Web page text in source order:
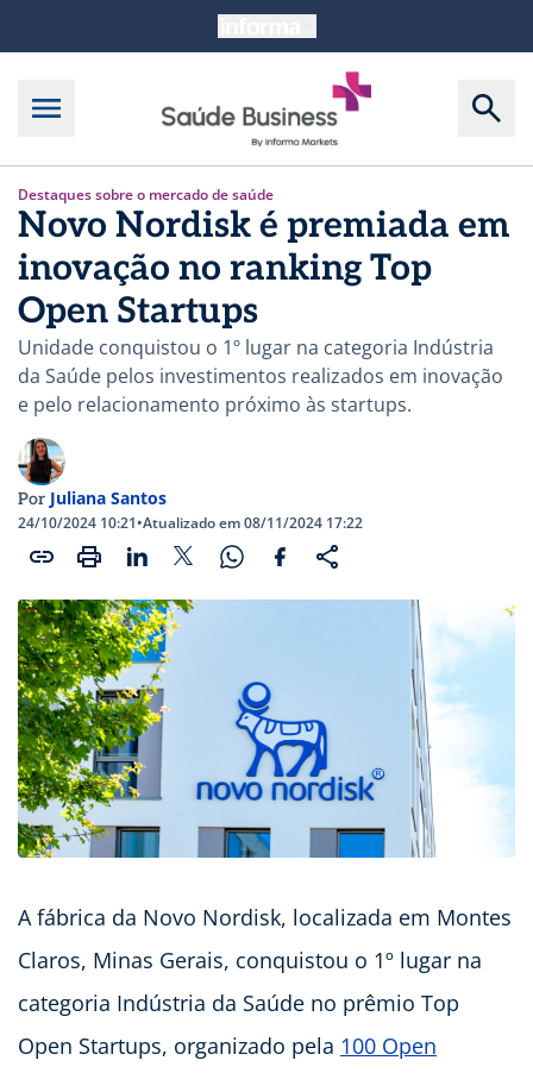
Destaques sobre o mercado de saúde
Novo Nordisk é premiada em
inovação no ranking Top
Open Startups
Unidade conquistou o 1º lugar na categoria Indústria
da Saúde pelos investimentos realizados em inovação
e pelo relacionamento próximo às startups.
Por Juliana Santos
24/10/2024 10:21•Atualizado em 08/11/2024 17:22
A fábrica da Novo Nordisk, localizada em Montes
Claros, Minas Gerais, conquistou o 1º lugar na
categoria Indústria da Saúde no prêmio Top
Open Startups, organizado pela 100 Open